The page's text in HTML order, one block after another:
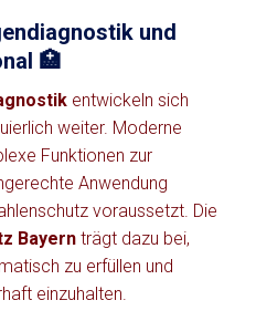
und
🏥
entwickeln sich
weiter. Moderne
Funktionen zur
Anwendung
voraussetzt. Die
Bayern trägt dazu bei,
zu erfüllen und
einzuhalten.